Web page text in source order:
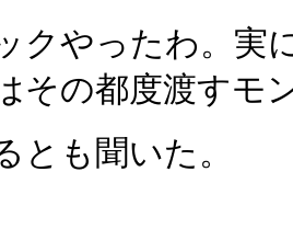
クやったわ。実
その都度渡すモ
とも聞いた。